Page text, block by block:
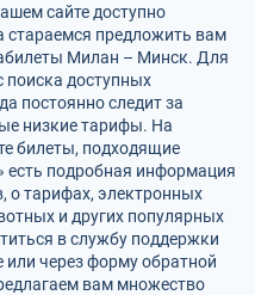
сайте доступно
стараемся предложить вам
Милан – Минск. Для
поиска доступных
постоянно следит за
низкие тарифы. На
билеты, подходящие
подробная информация
о тарифах, электронных
и других популярных
в службу поддержки
или через форму обратной
вам множество